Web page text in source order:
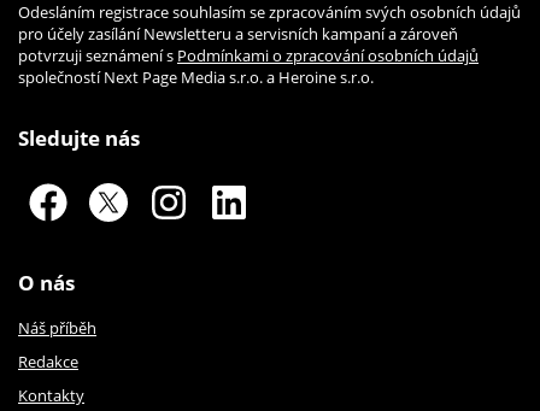
Odesláním registrace souhlasím se zpracováním svých osobních údajů
pro účely zasílání Newsletteru a servisních kampaní a zároveň
potvrzuji seznámení s Podmínkami o zpracování osobních údajů
společností Next Page Media s.r.o. a Heroine s.r.o.
Sledujte nás
O nás
Náš příběh
Redakce
Kontakty